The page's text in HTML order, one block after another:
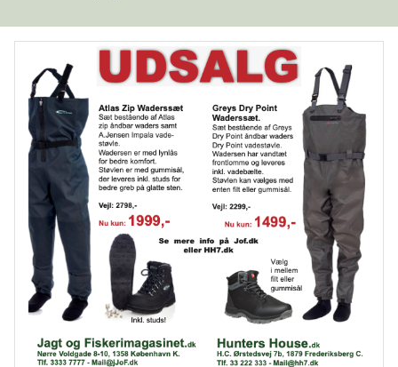
FISKEPASSAGE FISKEPLEJE
FISKERIKONTROL FISKESYGDOMME
FISKETEGN
FORURENING FREDNINGSTIDER
GENETIK GYDEGRUS GYDNING
HAVBRUG INVASIV ART
LAKSELUS LODSEJER LOVE OG REGLER
MILJØ- OG VANDPLEJE
NATURGENOPRETNING NATURPLANER
RÅSTOFINDVINDING SKARV